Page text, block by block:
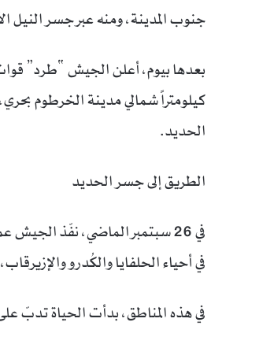
جنوب المدينة، ومنه عبر جسر النيل
كيلومتراً شمالي مدينة الخرطوم
الحديد.
الطريق إلى جسر الحديد
في 26 سبتمبر الماضي، نفّذ
في أحياء الحلفايا والكُدرو
في هذه المناطق، بدأت الحياة تدبّ